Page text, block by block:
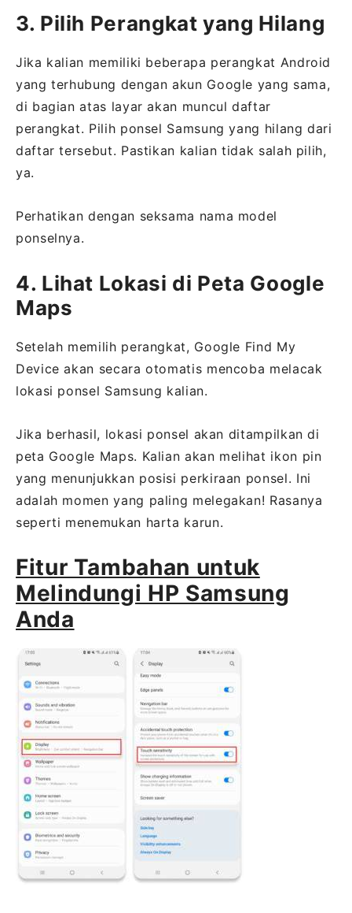
3. Pilih Perangkat yang Hilang
Jika kalian memiliki beberapa perangkat Android
yang terhubung dengan akun Google yang sama,
di bagian atas layar akan muncul daftar
perangkat. Pilih ponsel Samsung yang hilang dari
daftar tersebut. Pastikan kalian tidak salah pilih,
ya.
Perhatikan dengan seksama nama model
ponselnya.
4. Lihat Lokasi di Peta Google
Maps
Setelah memilih perangkat, Google Find My
Device akan secara otomatis mencoba melacak
lokasi ponsel Samsung kalian.
Jika berhasil, lokasi ponsel akan ditampilkan di
peta Google Maps. Kalian akan melihat ikon pin
yang menunjukkan posisi perkiraan ponsel. Ini
adalah momen yang paling melegakan! Rasanya
seperti menemukan harta karun.
Fitur Tambahan untuk
Melindungi HP Samsung
Anda